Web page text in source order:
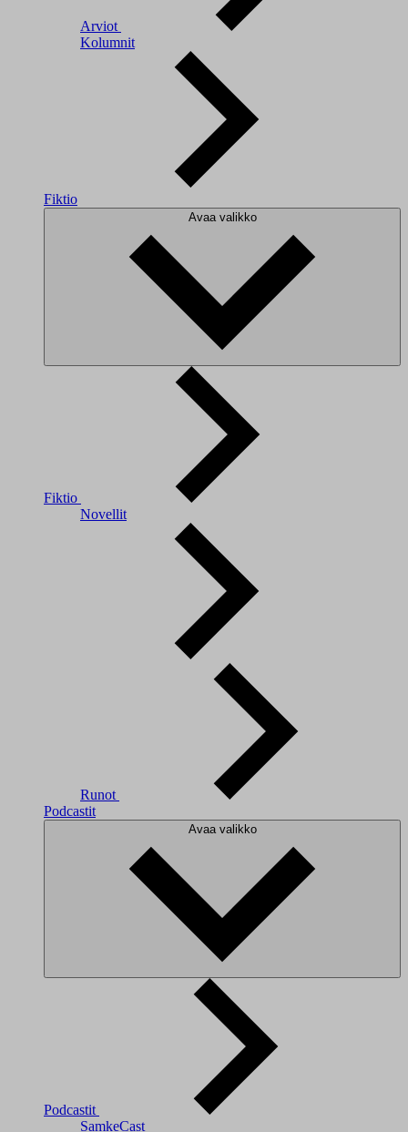
Arviot
Kolumnit
Fiktio
Avaa valikko
Fiktio
Novellit
Runot
Podcastit
Avaa valikko
Podcastit
SamkeCast